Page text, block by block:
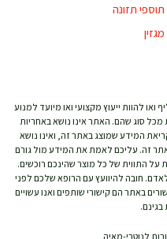
תוספי תזונה
מגזין
להוות ייעוץ מקצועי ואו מיועד למנוע
מכל סוג שהם. האתר אינו נושא באחריות
המידע שמוצג באתר זה, ואינו נושא
זה. עליכם לאמת את המידע מול גורם
התווית של כל מוצר שהינכם רוכשים.
חובה להיוועץ עם הרופא שלכם לפני
באתר הם קישורי שותפים ואנו עשויים